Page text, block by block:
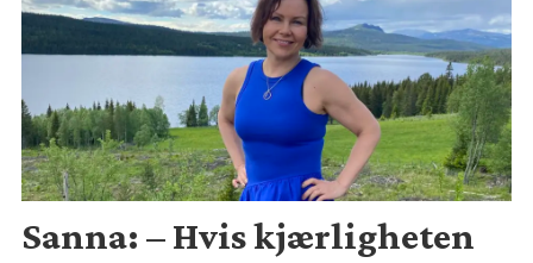
Sanna: – Hvis kjærligheten